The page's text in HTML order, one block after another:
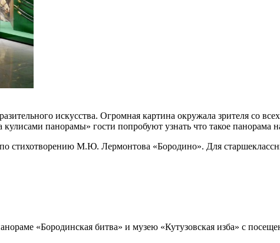
искусства. Огромная картина окружала зрителя со
панорамы» гости попробуют узнать что такое панорама
стихотворению М.Ю. Лермонтова «Бородино». Для
«Бородинская битва» и музею «Кутузовская изба» с